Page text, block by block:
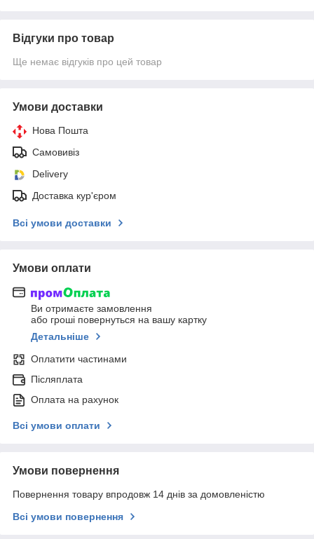
Відгуки про товар
Ще немає відгуків про цей товар
Умови доставки
Нова Пошта
Самовивіз
Delivery
Доставка кур'єром
Всі умови доставки
Умови оплати
Ви отримаєте замовлення
або гроші повернуться на вашу картку
Детальніше
Оплатити частинами
Післяплата
Оплата на рахунок
Всі умови оплати
Умови повернення
Повернення товару впродовж 14 днів за домовленістю
Всі умови повернення